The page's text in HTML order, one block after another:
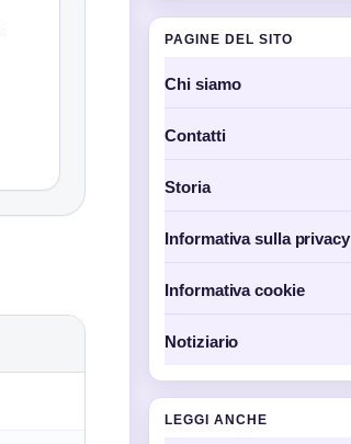
PAGINE DEL SITO
Chi siamo
Contatti
Storia
Informativa sulla privacy
Informativa cookie
Notiziario
LEGGI ANCHE